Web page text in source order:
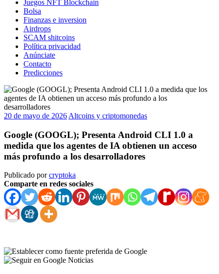
Juegos NFT Blockchain
Bolsa
Finanzas e inversion
Airdrops
SCAM shitcoins
Política privacidad
Anúnciate
Contacto
Predicciones
20 de mayo de 2026 Altcoins y criptomonedas
Google (GOOGL); Presenta Android CLI 1.0 a
medida que los agentes de IA obtienen un acceso
más profundo a los desarrolladores
Publicado porcryptoka
Comparte en redes sociales